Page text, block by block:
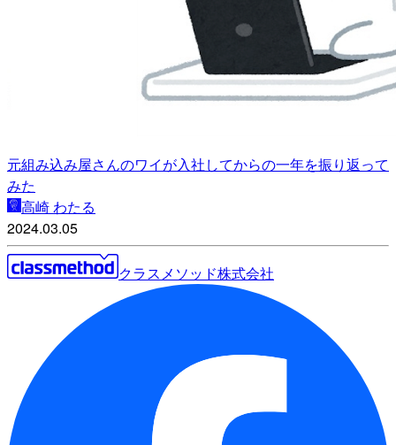
元組み込み屋さんのワイが入社してからの一年を振り返って
みた
高崎 わたる
2024.03.05
クラスメソッド株式会社